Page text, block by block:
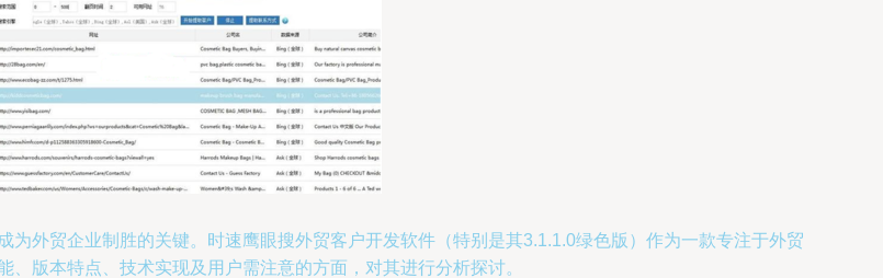
外贸企业制胜的关键。时速鹰眼搜外贸客户开发软件（特别是其3.1.1.0绿色版）作为一款专注于外贸
版本特点、技术实现及用户需注意的方面，对其进行分析探讨。